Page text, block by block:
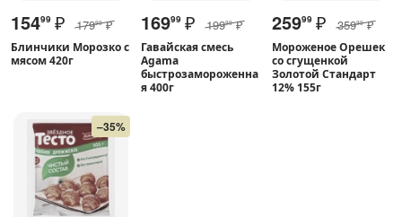
15499 ₽ 17999 ₽
Блинчики Морозко с
мясом 420г
16999 ₽ 19999 ₽
Гавайская смесь
Agama
быстрозамороженна
я 400г
25999 ₽ 35999 ₽
Мороженое Орешек
со сгущенкой
Золотой Стандарт
12% 155г
–35%